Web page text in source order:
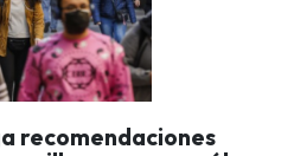
recomendaciones